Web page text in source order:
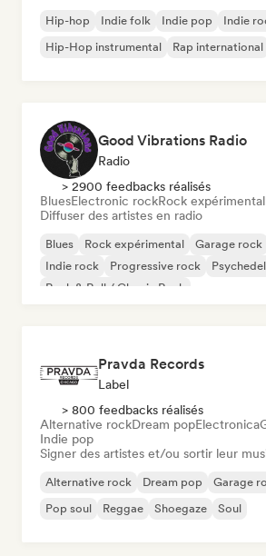
Hip-hop Indie folk Indie pop Indie
Hip-Hop instrumental
Rap international
Good Vibrations Radio
Radio
> 2900 feedbacks réalisés
BluesElectronic rockRock expérimental
Diffuser des artistes en radio
Blues Rock expérimental Garage rock
Indie rock
Progressive rock
Rock & Roll / Classic Rock
Pravda Records
Label
> 800 feedbacks réalisés
Alternative rockDream popElectronica
Indie pop
Signer des artistes et/ou sortir leur
Alternative rock Dream pop Garage
Pop soul
Reggae Shoegaze Soul